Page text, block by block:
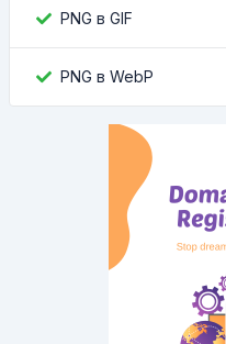
PNG в GIF
PNG в WebP